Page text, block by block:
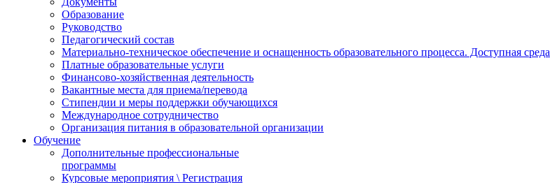
Образование
Руководство
Педагогический состав
Материально-техническое обеспечение и оснащенность образовательного процесса. Доступная среда
Платные образовательные услуги
Финансово-хозяйственная деятельность
Вакантные места для приема/перевода
Стипендии и меры поддержки обучающихся
Международное сотрудничество
Организация питания в образовательной организации
Обучение
Дополнительные профессиональные
программы
Курсовые мероприятия \ Регистрация